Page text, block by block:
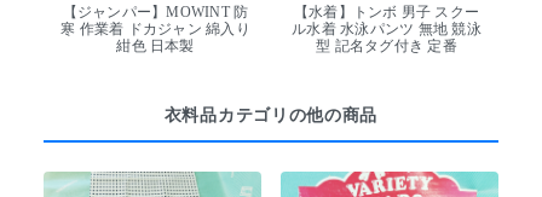
【ジャンパー】MOWINT 防
寒 作業着 ドカジャン 綿入り
紺色 日本製
【水着】トンボ 男子 スクー
ル水着 水泳パンツ 無地 競泳
型 記名タグ付き 定番
衣料品カテゴリの他の商品